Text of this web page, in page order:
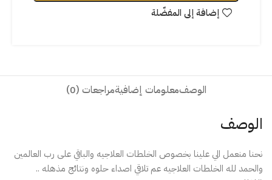
إضافة إلى المفضّلة
الوصفمعلومات إضافيةمراجعات (0)
الوصف
نحنا منعمل الي علينا بخصوص الخلطات العلاجيه والباقي على رب العالمين
والحمد لله الخلطات العلاجيه عم تلاقي اصداء حلوه ونتائج مذهله ..